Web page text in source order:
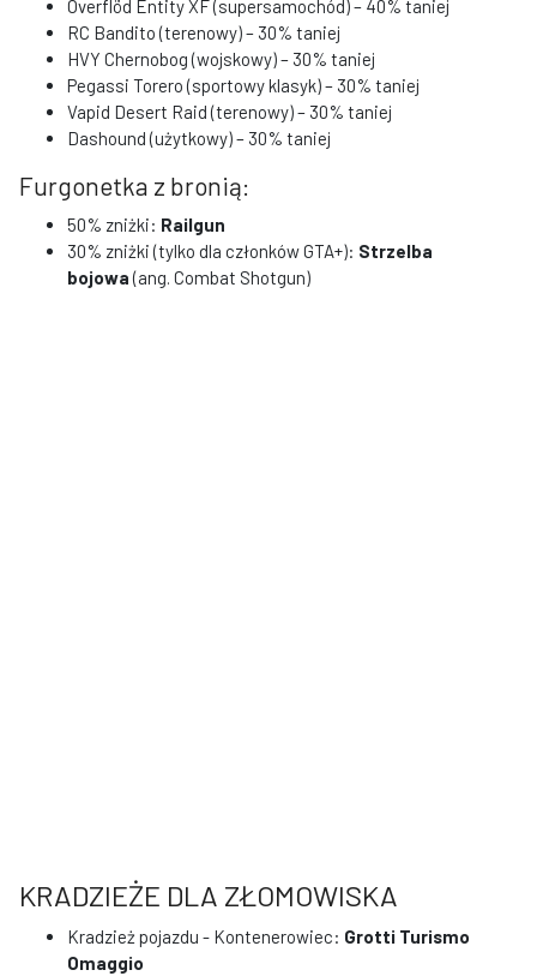
Överflöd Entity XF (supersamochód) – 40% taniej
RC Bandito (terenowy) – 30% taniej
HVY Chernobog (wojskowy) – 30% taniej
Pegassi Torero (sportowy klasyk) – 30% taniej
Vapid Desert Raid (terenowy) – 30% taniej
Dashound (użytkowy) – 30% taniej
Furgonetka z bronią:
50% zniżki: Railgun
30% zniżki (tylko dla członków GTA+): Strzelba
bojowa(ang. Combat Shotgun)
KRADZIEŻE DLA ZŁOMOWISKA
Kradzież pojazdu - Kontenerowiec: Grotti Turismo
Omaggio